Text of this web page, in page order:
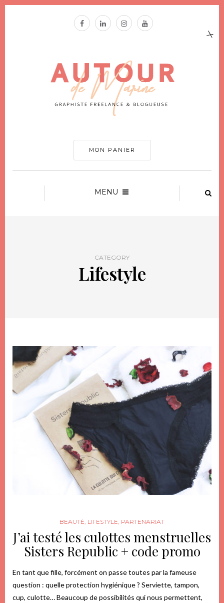
MON PANIER
MENU
CATEGORY
Lifestyle
BEAUTÉ, LIFESTYLE, PARTENARIAT
J’ai testé les culottes menstruelles
Sisters Republic + code promo
En tant que fille, forcément on passe toutes par la fameuse
question : quelle protection hygiénique ? Serviette, tampon,
cup, culotte… Beaucoup de possibilités qui nous permettent,